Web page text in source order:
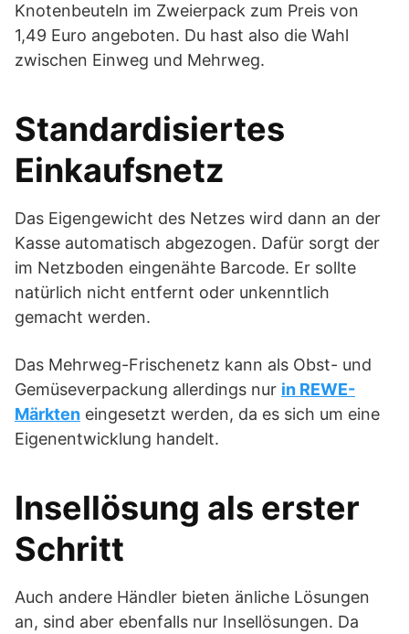
Knotenbeuteln im Zweierpack zum Preis von
1,49 Euro angeboten. Du hast also die Wahl
zwischen Einweg und Mehrweg.
Standardisiertes
Einkaufsnetz
Das Eigengewicht des Netzes wird dann an der
Kasse automatisch abgezogen. Dafür sorgt der
im Netzboden eingenähte Barcode. Er sollte
natürlich nicht entfernt oder unkenntlich
gemacht werden.
Das Mehrweg-Frischenetz kann als Obst- und
Gemüseverpackung allerdings nur in REWE-
Märkten eingesetzt werden, da es sich um eine
Eigenentwicklung handelt.
Insellösung als erster
Schritt
Auch andere Händler bieten änliche Lösungen
an, sind aber ebenfalls nur Insellösungen. Da